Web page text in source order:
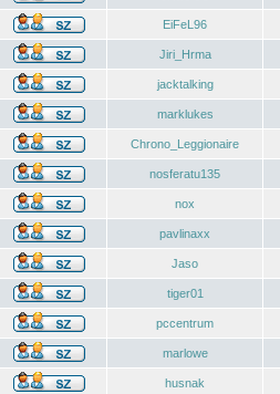
EiFeL96
Jiri_Hrma
jacktalking
marklukes
Chrono_Leggionaire
nosferatu135
nox
pavlinaxx
Jaso
tiger01
pccentrum
marlowe
husnak